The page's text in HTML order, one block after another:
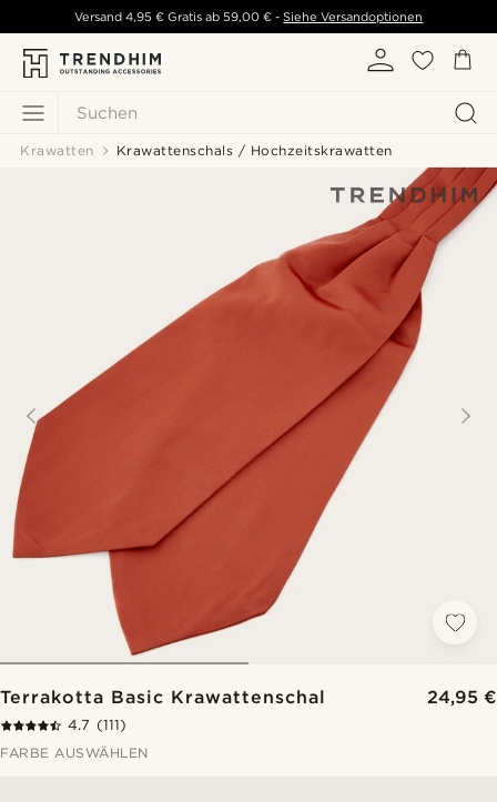
Suchen
Versand 4,95 € Gratis ab 59,00 € - Siehe Versandoptionen
Krawatten Krawattenschals / Hochzeitskrawatten
Terrakotta Basic Krawattenschal 24,95 €
4.7 (111)
FARBE AUSWÄHLEN